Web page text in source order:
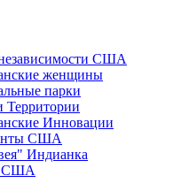
США
женщины
парки
Инновации
США
Индианка
США